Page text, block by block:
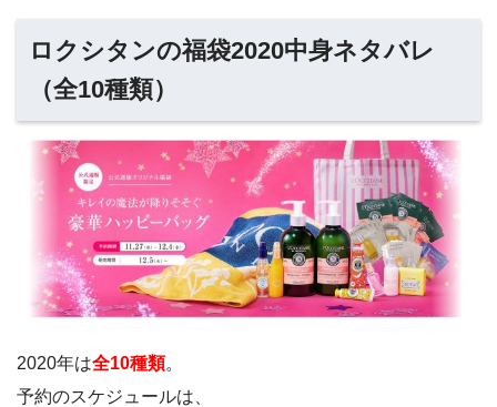
ロクシタンの福袋2020中身ネタバレ
（全10種類）
2020年は全10種類。
予約のスケジュールは、